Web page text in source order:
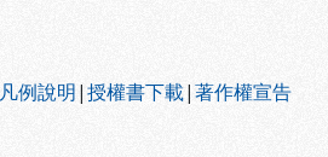
凡例說明|授權書下載|著作權宣告